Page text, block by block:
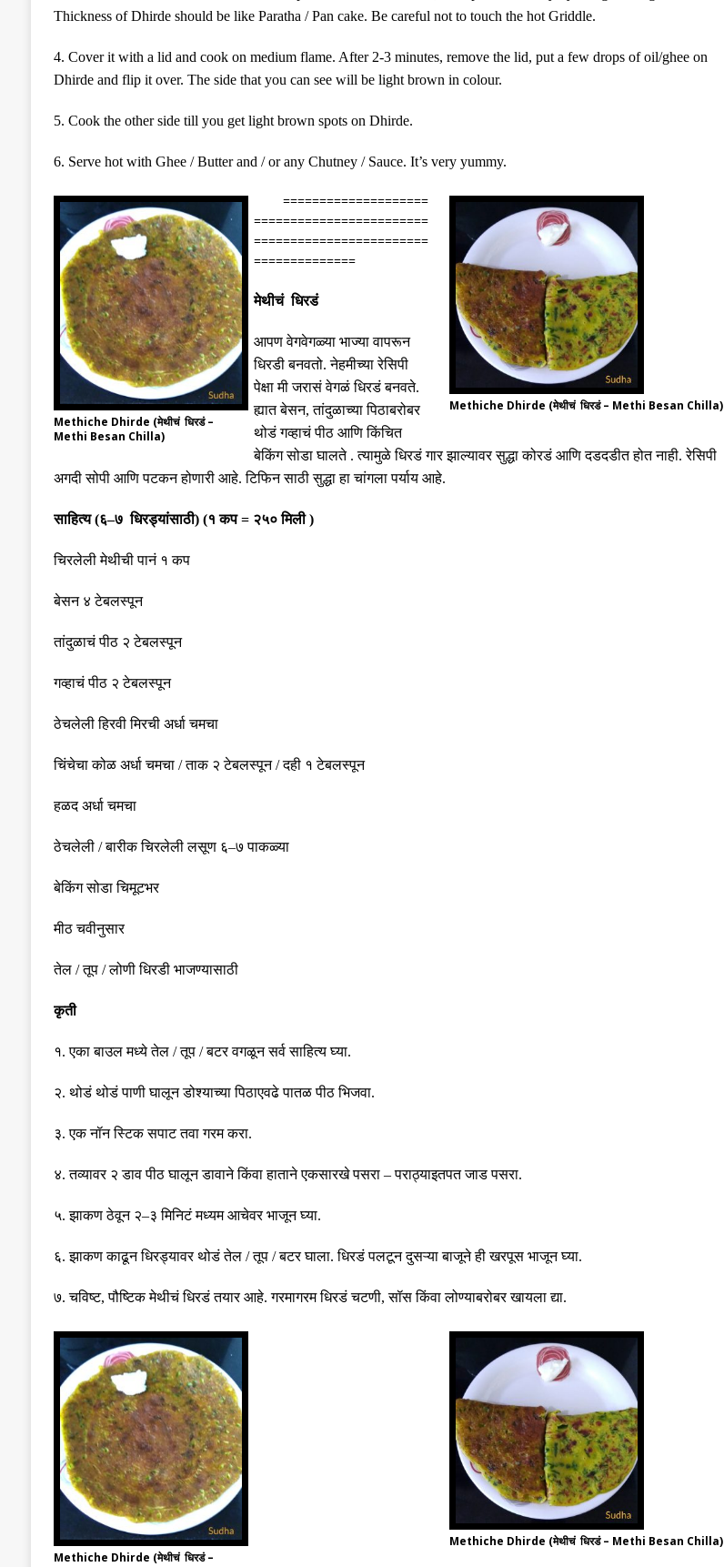
Thickness of Dhirde should be like Paratha / Pan cake. Be careful not to touch the hot Griddle.
4. Cover it with a lid and cook on medium flame. After 2-3 minutes, remove the lid, put a few drops of oil/ghee on
Dhirde and flip it over. The side that you can see will be light brown in colour.
5. Cook the other side till you get light brown spots on Dhirde.
6. Serve hot with Ghee / Butter and / or any Chutney / Sauce. It’s very yummy.
Methiche Dhirde (मेथीचं धिरडं –
Methi Besan Chilla)
Methiche Dhirde (मेथीचं धिरडं – Methi Besan Chilla)
====================
========================
========================
==============
मेथीचं धिरडं
आपण वेगवेगळ्या भाज्या वापरून
धिरडी बनवतो.नेहमीच्या रेसिपी
पेक्षा मी जरासं वेगळं धिरडं बनवते.
ह्यात बेसन,तांदुळाच्या पिठाबरोबर
थोडं गव्हाचं पीठ आणि किंचित
बेकिंग सोडा घालते .त्यामुळे धिरडं गार झाल्यावर सुद्धा कोरडं आणि दडदडीत होत नाही.रेसिपी
अगदी सोपी आणि पटकन होणारी आहे.टिफिन साठी सुद्धा हा चांगला पर्याय आहे.
साहित्य(६–७ धिरड्यांसाठी) (१ कप= २५० मिली)
चिरलेली मेथीची पानं १ कप
बेसन ४ टेबलस्पून
तांदुळाचं पीठ २ टेबलस्पून
गव्हाचं पीठ २ टेबलस्पून
ठेचलेली हिरवी मिरची अर्धा चमचा
चिंचेचा कोळ अर्धा चमचा /ताक २ टेबलस्पून/दही १ टेबलस्पून
हळद अर्धा चमचा
ठेचलेली /बारीक चिरलेली लसूण ६–७ पाकळ्या
बेकिंग सोडा चिमूटभर
मीठ चवीनुसार
तेल /तूप /लोणी धिरडी भाजण्यासाठी
कृती
१.एका बाउल मध्ये तेल /तूप /बटर वगळून सर्व साहित्य घ्या.
२. थोडं थोडं पाणी घालून डोश्याच्या पिठाएवढे पातळ पीठ भिजवा.
३.एक नॉन स्टिक सपाट तवा गरम करा.
४.तव्यावर २ डावपीठ घालून डावाने किंवा हाताने एकसारखे पसरा –पराठ्याइतपत जाड पसरा.
५.झाकण ठेवून २–३ मिनिटं मध्यम आचेवर भाजून घ्या.
६.झाकण काढून धिरड्यावर थोडं तेल /तूप /बटर घाला.धिरडं पलटून दुसऱ्या बाजूने ही खरपूस भाजून घ्या.
७.चविष्ट,पौष्टिक मेथीचं धिरडं तयार आहे.गरमागरम धिरडं चटणी,सॉस किंवा लोण्याबरोबर खायला द्या.
Methiche Dhirde (मेथीचं धिरडं –
Methiche Dhirde (मेथीचं धिरडं – Methi Besan Chilla)